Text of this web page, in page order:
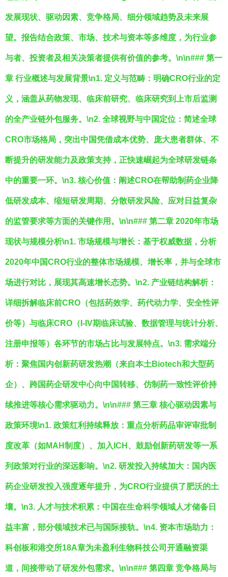
发展现状、驱动因素、竞争格局、细分领域趋势及未来展
望。报告结合政策、市场、技术与资本等多维度，为行业参
与者、投资者及相关决策者提供有价值的参考。\n\n### 第一
章 行业概述与发展背景\n1. 定义与范畴 ：明确CRO行业的定
义，涵盖从药物发现、临床前研究、临床研究到上市后监测
的全产业链外包服务。\n2. 全球视野与中国定位 ：简述全球
CRO市场格局，突出中国凭借成本优势、庞大患者群体、不
断提升的研发能力及政策支持，正快速崛起为全球研发链条
中的重要一环。\n3. 核心价值 ：阐述CRO在帮助制药企业降
低研发成本、缩短研发周期、分散研发风险、应对日益复杂
的监管要求等方面的关键作用。\n\n### 第二章 2020年市场
现状与规模分析\n1. 市场规模与增长 ：基于权威数据，分析
2020年中国CRO行业的整体市场规模、增长率，并与全球市
场进行对比，展现其高速增长态势。\n2. 产业链结构解析：
详细拆解临床前CRO（包括药效学、药代动力学、安全性评
价等）与临床CRO（I-IV期临床试验、数据管理与统计分析、
注册申报等）各环节的市场占比与发展特点。\n3. 需求端分
析：聚焦国内创新药研发热潮（来自本土Biotech和大型药
企）、跨国药企研发中心向中国转移、仿制药一致性评价持
续推进等核心需求驱动力。\n\n### 第三章 核心驱动因素与
政策环境\n1. 政策红利持续释放 ：重点分析药品审评审批制
度改革（如MAH制度）、加入ICH、鼓励创新药研发等一系
列政策对行业的深远影响。\n2. 研发投入持续加大 ：国内医
药企业研发投入强度逐年提升，为CRO行业提供了肥沃的土
壤。\n3. 人才与技术积累 ：中国在生命科学领域人才储备日
益丰富，部分领域技术已与国际接轨。\n4. 资本市场助力 ：
科创板和港交所18A章为未盈利生物科技公司开通融资渠
道，间接带动了研发外包需求。\n\n### 第四章 竞争格局与